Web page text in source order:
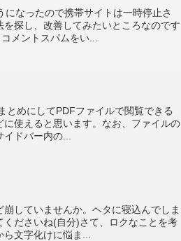
なったので携帯サイトは一時停止さ
探し、改善してみたいところなのです
メントスパムをい...
とめにしてPDFファイルで閲覧できる
使えると思います。なお、ファイルの
イドバー内の...
していませんか。ヘタに寝込んでしま
ださいね(自分)さて、ロクなことを考
文字化けに悩ま...